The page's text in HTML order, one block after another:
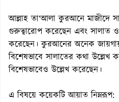
আল্লাহ তা‘আলা কুরআনে মাজীদে
গুরুত্বারোপ করেছেন এবং সালাত
করেছেন। কুরআনের অনেক জায়গায়
বিশেষভাবে সালাতের কথা উল্লেখ
বিশেষভাবেও উল্লেখ করেছেন।
এ বিষয়ে কয়েকটি আয়াত নিম্নরূপ: